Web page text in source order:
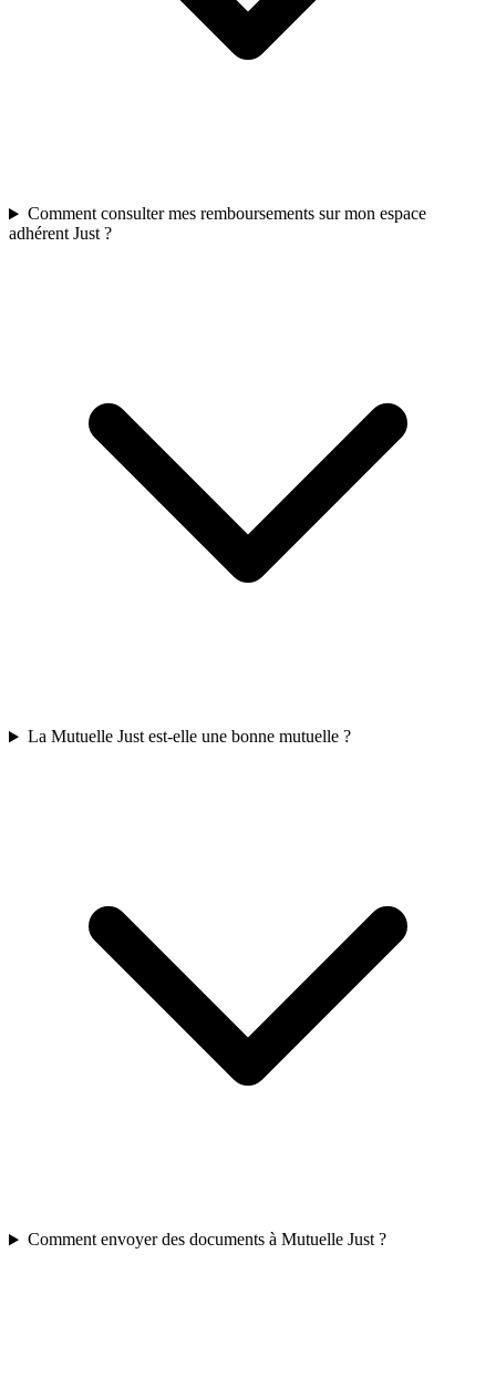
Comment consulter mes remboursements sur mon espace
adhérent Just ?
La Mutuelle Just est-elle une bonne mutuelle ?
Comment envoyer des documents à Mutuelle Just ?